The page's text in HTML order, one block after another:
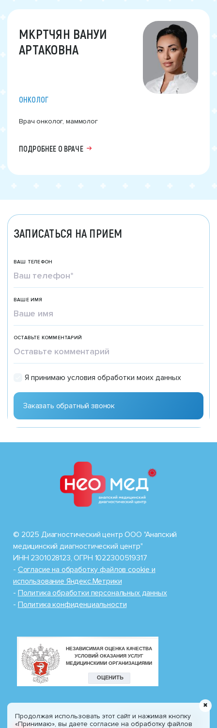
МКРТЧЯН ВАНУИ
АРТАКОВНА
ОНКОЛОГ
Врач онколог, маммолог
ПОДРОБНЕЕ О ВРАЧЕ
ЗАПИСАТЬСЯ НА ПРИЕМ
ВАШ ТЕЛЕФОН
ВАШЕ ИМЯ
ОСТАВЬТЕ КОММЕНТАРИЙ
Я принимаю условия обработки моих данных
© 2025 Диагностический центр ООО "Анапский
медицинский диагностический центр"
ИНН 2301028123, ОГРН 1022300519317
- Cогласие на обработку файлов cookie и
использование Яндекс.Метрики
- Политика обработки персональных данных
- Политика конфиденциальности
Разработка сайта
8 (800) 100-77-30
Продолжая использовать этот сайт и нажимая кнопку
«Принимаю», вы даете согласие на обработку файлов
✖